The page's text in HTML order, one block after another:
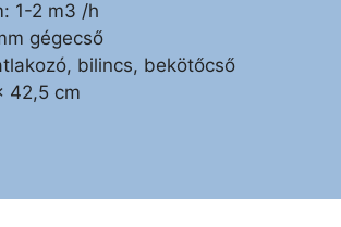
1-2 m3 /h
gégecső
bilincs, bekötőcső
42,5 cm